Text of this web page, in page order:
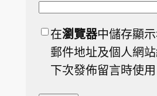
在瀏覽器中儲存顯
郵件地址及個人網
下次發佈留言時使用